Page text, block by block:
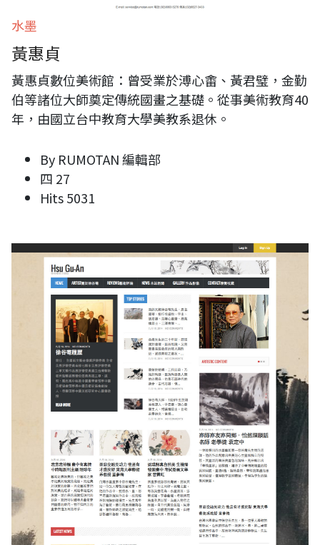
水墨
黃惠貞
黃惠貞數位美術館：曾受業於溥心畬、黃君璧，金勤
伯等諸位大師奠定傳統國畫之基礎。從事美術教育40
年，由國立台中教育大學美教系退休。
By RUMOTAN 編輯部
四 27
Hits5031